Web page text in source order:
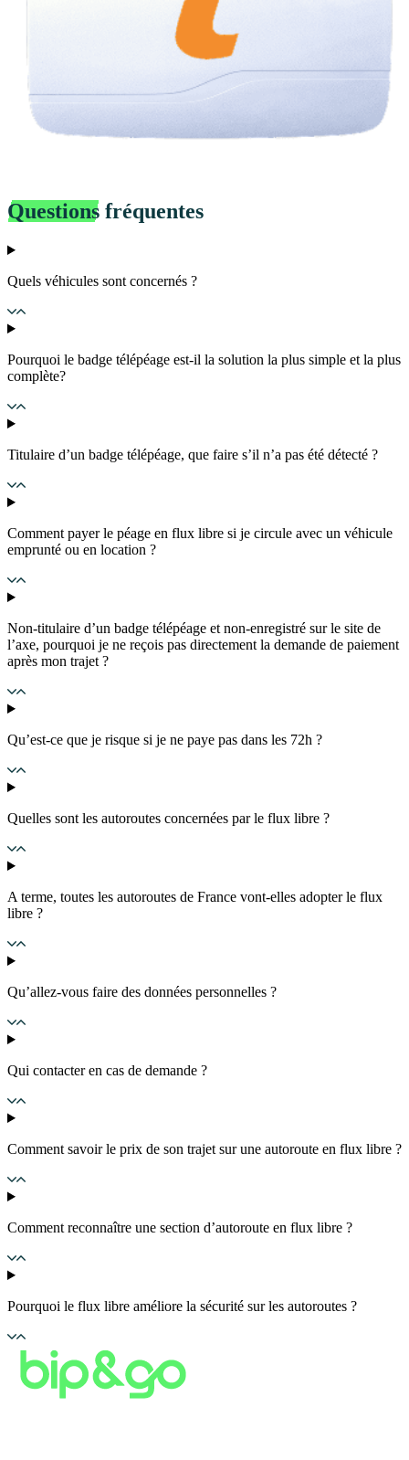
Questions fréquentes
Quels véhicules sont concernés ?
Pourquoi le badge télépéage est-il la solution la plus simple et la plus
complète?
Titulaire d’un badge télépéage, que faire s’il n’a pas été détecté ?
Comment payer le péage en flux libre si je circule avec un véhicule
emprunté ou en location ?
Non-titulaire d’un badge télépéage et non-enregistré sur le site de
l’axe, pourquoi je ne reçois pas directement la demande de paiement
après mon trajet ?
Qu’est-ce que je risque si je ne paye pas dans les 72h ?
Quelles sont les autoroutes concernées par le flux libre ?
A terme, toutes les autoroutes de France vont-elles adopter le flux
libre ?
Qu’allez-vous faire des données personnelles ?
Qui contacter en cas de demande ?
Comment savoir le prix de son trajet sur une autoroute en flux libre ?
Comment reconnaître une section d’autoroute en flux libre ?
Pourquoi le flux libre améliore la sécurité sur les autoroutes ?